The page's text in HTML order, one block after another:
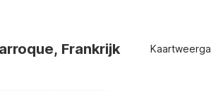
Frankrijk